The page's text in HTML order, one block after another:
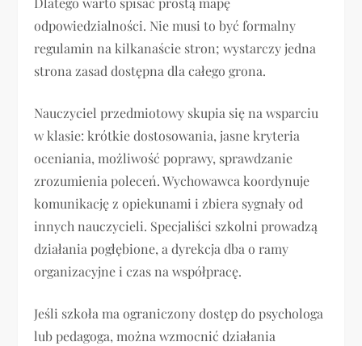
odpowiedzialności. Nie musi to być formalny
regulamin na kilkanaście stron; wystarczy jedna
strona zasad dostępna dla całego grona.
Nauczyciel przedmiotowy skupia się na wsparciu
w klasie: krótkie dostosowania, jasne kryteria
oceniania, możliwość poprawy, sprawdzanie
zrozumienia poleceń. Wychowawca koordynuje
komunikację z opiekunami i zbiera sygnały od
innych nauczycieli. Specjaliści szkolni prowadzą
działania pogłębione, a dyrekcja dba o ramy
organizacyjne i czas na współpracę.
Jeśli szkoła ma ograniczony dostęp do psychologa
lub pedagoga, można wzmocnić działania